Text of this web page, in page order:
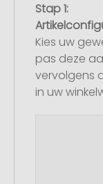
Stap 1:
Kies uw
pas deze
vervolgens
in uw